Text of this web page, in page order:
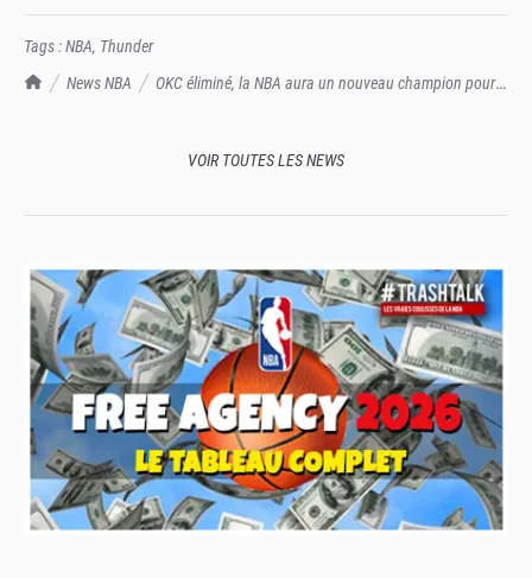
TrashTalk Actu NBA
News NBA
OKC éliminé, la NBA aura un nouveau champion pour
Tags :NBA, Thunder
VOIR TOUTES LES NEWS